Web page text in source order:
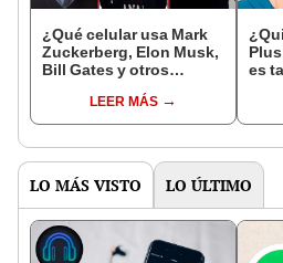
¿Qué celular usa Mark
Zuckerberg, Elon Musk,
Bill Gates y otros
tecnología?
LEER MÁS
es
LO MÁS VISTO LO ÚLTIMO